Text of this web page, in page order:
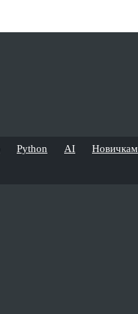
Python AI Новичкам